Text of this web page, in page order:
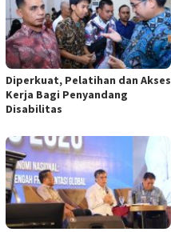
Diperkuat, Pelatihan dan Akses
Kerja Bagi Penyandang
Disabilitas